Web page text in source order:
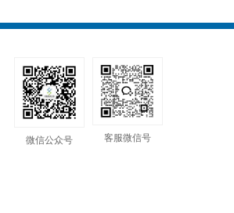
微信公众号
客服微信号